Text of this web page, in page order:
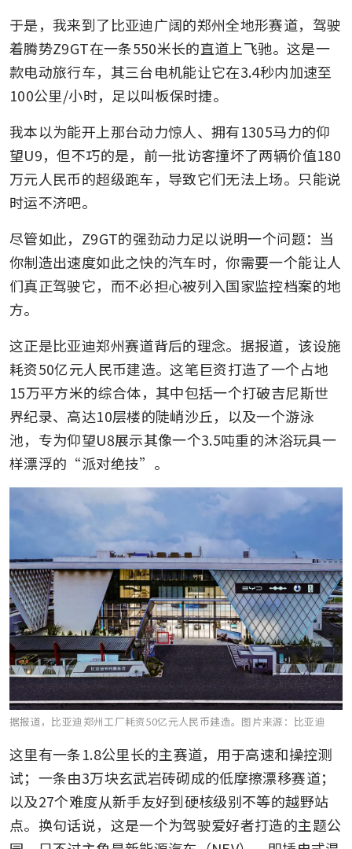
于是，我来到了比亚迪广阔的郑州全地形赛道，驾驶
着腾势Z9GT在一条550米长的直道上飞驰。这是一
款电动旅行车，其三台电机能让它在3.4秒内加速至
100公里/小时，足以叫板保时捷。
我本以为能开上那台动力惊人、拥有1305马力的仰
望U9，但不巧的是，前一批访客撞坏了两辆价值180
万元人民币的超级跑车，导致它们无法上场。只能说
时运不济吧。
尽管如此，Z9GT的强劲动力足以说明一个问题：当
你制造出速度如此之快的汽车时，你需要一个能让人
们真正驾驶它，而不必担心被列入国家监控档案的地
方。
这正是比亚迪郑州赛道背后的理念。据报道，该设施
耗资50亿元人民币建造。这笔巨资打造了一个占地
15万平方米的综合体，其中包括一个打破吉尼斯世
界纪录、高达10层楼的陡峭沙丘，以及一个游泳
池，专为仰望U8展示其像一个3.5吨重的沐浴玩具一
样漂浮的“派对绝技”。
据报道，比亚迪郑州工厂耗资50亿元人民币建造。 图片来源：比亚迪
这里有一条1.8公里长的主赛道，用于高速和操控测
试；一条由3万块玄武岩砖砌成的低摩擦漂移赛道；
以及27个难度从新手友好到硬核级别不等的越野站
点。换句话说，这是一个为驾驶爱好者打造的主题公